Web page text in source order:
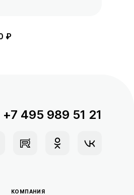
₽
+7 495 989 51 21
КОМПАНИЯ